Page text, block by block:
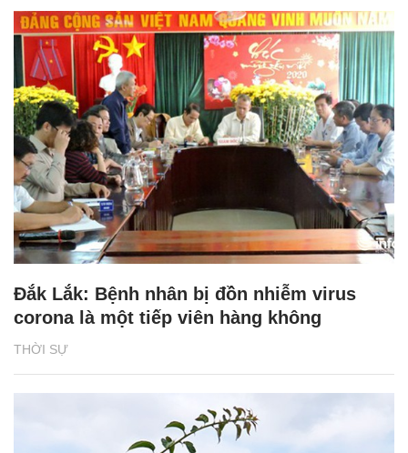
THỜI SỰ
Đắk Lắk: Bệnh nhân bị đồn nhiễm virus
corona là một tiếp viên hàng không